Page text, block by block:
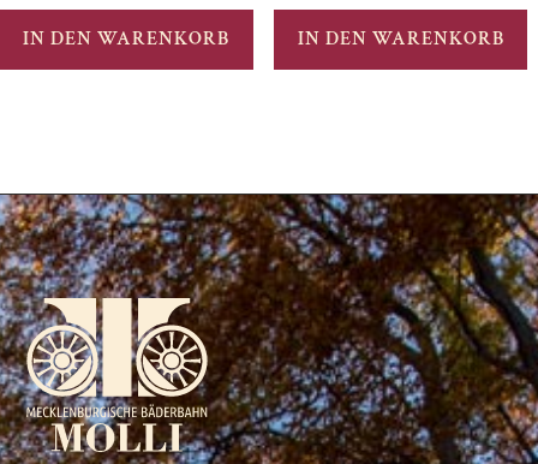
IN DEN WARENKORB IN DEN WARENKORB